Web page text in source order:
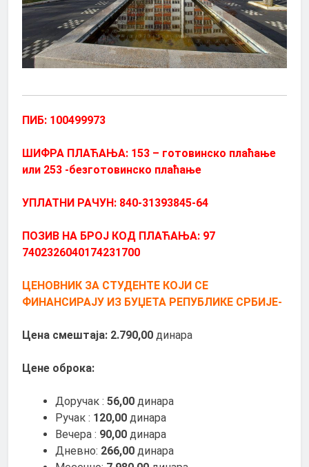
ПИБ: 100499973
ШИФРА ПЛАЋАЊА: 153 – готовинско плаћање
или 253 -безготовинско плаћање
УПЛАТНИ РАЧУН: 840-31393845-64
ПОЗИВ НА БРОЈ КОД ПЛАЋАЊА: 97
7402326040174231700
ЦЕНОВНИК ЗА СТУДЕНТЕ КОЈИ СЕ
ФИНАНСИРАЈУ ИЗ БУЏЕТА РЕПУБЛИКЕ СРБИЈЕ-
Цена смештаја: 2.790,00 динара
Цене оброка:
Доручак : 56,00 динара
Ручак : 120,00 динара
Вечера : 90,00 динара
Дневно: 266,00 динара